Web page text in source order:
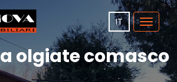
Toggle
IT
olgiate comasco